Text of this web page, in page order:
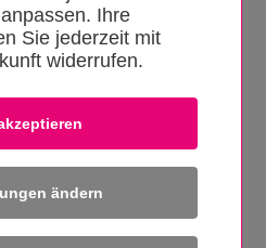
anpassen. Ihre
Sie jederzeit mit
widerrufen.
ändern